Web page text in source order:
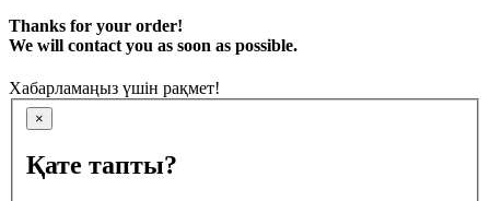
Thanks for your order!
We will contact you as soon as possible.
Хабарламаңыз үшін рақмет!
×
Қате тапты?